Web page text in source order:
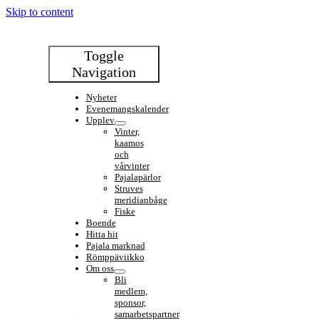
Skip to content
Toggle
Navigation
Nyheter
Evenemangskalender
Upplev
Vinter,
kaamos
och
vårvinter
Pajalapärlor
Struves
meridianbåge
Fiske
Boende
Hitta hit
Pajala marknad
Römppäviikko
Om oss
Bli
medlem,
sponsor,
samarbetspartner